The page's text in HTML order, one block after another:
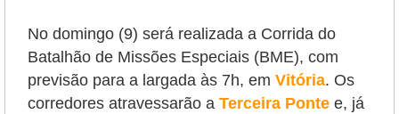
No domingo (9) será realizada a Corrida do
Batalhão de Missões Especiais (BME), com
previsão para a largada às 7h, em Vitória. Os
corredores atravessarão a Terceira Ponte e, já